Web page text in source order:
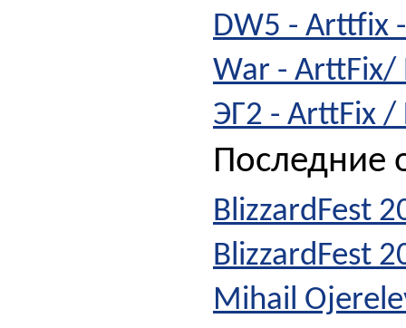
DW5 - Arttfix
War - ArttFix/
ЭГ2 - ArttFix
Последние
BlizzardFest
BlizzardFest
Mihail